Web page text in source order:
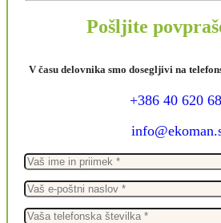
Pošljite
V času delovnika smo dosegljivi na
+386 40 620